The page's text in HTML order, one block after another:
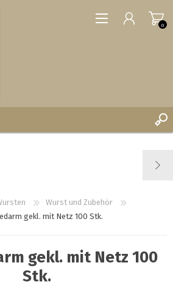
0
Wurst und Zubehör
gekl. mit Netz 100 Stk.
gekl. mit Netz 100
Stk.